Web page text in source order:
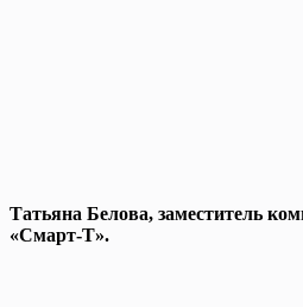
Татьяна Белова, заместитель
«Смарт-Т».